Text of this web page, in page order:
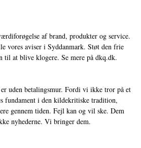
af brand, produkter og service.
vores aviser i Syddanmark. Støt den frie
at blive klogere. Se mere på dkq.dk.
uden betalingsmur. Fordi vi ikke tror på et
fundament i den kildekritiske tradition,
gennem tiden. Fejl kan og vil ske. Dem
nyhederne. Vi bringer dem.